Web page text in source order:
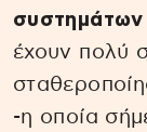
συστημάτων
έχουν πολύ
-η οποία